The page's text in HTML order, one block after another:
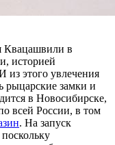
Квацашвили в
историей
из этого увлечения
рыцарские замки и
в Новосибирске,
всей России, в том
. На запуск